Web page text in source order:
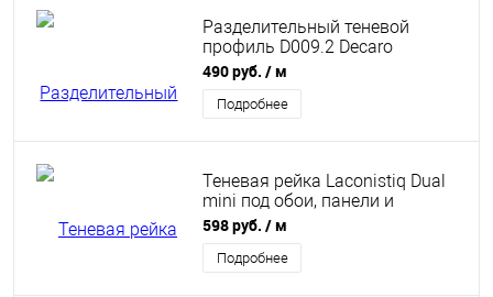
Разделительный теневой
профиль D009.2 Decaro
Engineering анодированный
черный
490 руб. / м
Подробнее
Теневая рейка Laconistiq Dual
mini под обои, панели и
керамогранит 6х10х3000 мм
черный анодированный
598 руб. / м
Подробнее